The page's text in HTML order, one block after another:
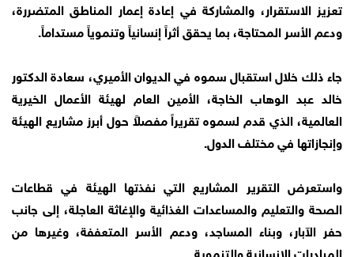
تعزيز الاستقرار، والمشاركة في إعادة إعمار المناطق المتضررة،
ودعم الأسر المحتاجة، بما يحقق أثراً إنسانياً وتنموياً مستداماً.
جاء ذلك خلال استقبال سموه في الديوان الأميري، سعادة الدكتور
خالد عبد الوهاب الخاجة، الأمين العام لهيئة الأعمال الخيرية
العالمية، الذي قدم لسموه تقريراً مفصلاً حول أبرز مشاريع الهيئة
وإنجازاتها في مختلف الدول.
واستعرض التقرير المشاريع التي نفذتها الهيئة في قطاعات
الصحة والتعليم والمساعدات الغذائية والإغاثة العاجلة، إلى جانب
حفر الآبار، وبناء المساجد، ودعم الأسر المتعففة، وغيرها من
المبادرات الإنسانية والتنموية.